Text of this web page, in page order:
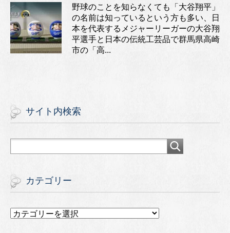
野球のことを知らなくても「大谷翔平」
の名前は知っているという方も多い、日
本を代表するメジャーリーガーの大谷翔
平選手と日本の伝統工芸品で群馬県高崎
市の「高...
サイト内検索
カテゴリー
カ